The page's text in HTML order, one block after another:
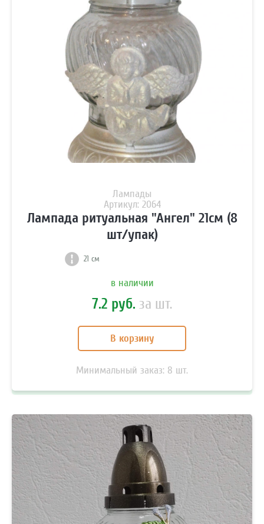
Лампады
Артикул: 2064
Лампада ритуальная "Ангел" 21см (8
шт/упак)
21 см
в наличии
7.2 руб. за шт.
В корзину
Минимальный заказ: 8 шт.